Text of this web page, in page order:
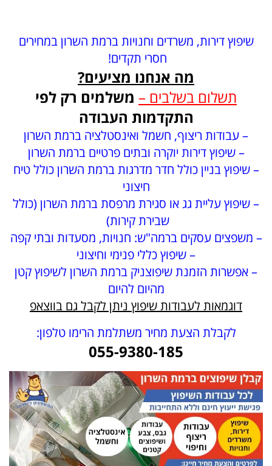
שיפוץ דירות, משרדים וחנויות ברמת השרון במחירים
חסרי תקדים!
מה אנחנו מציעים?
תשלום בשלבים – משלמים רק לפי
התקדמות העבודה
– עבודות ריצוף, חשמל ואינסטלציה ברמת השרון
– שיפוץ דירות יוקרה ובתים פרטיים ברמת השרון
– שיפוץ בניין כולל חדר מדרגות ברמת השרון כולל טיח
חיצוני
– שיפוץ עליית גג או סגירת מרפסת ברמת השרון (כולל
שבירת קירות)
– משפצים עסקים ברמה"ש: חנויות, מסעדות ובתי קפה
– שיפוץ כללי פנימי וחיצוני
– אפשרות הזמנת שיפוצניק ברמת השרון לשיפוץ קטן
מהיום להיום
דוגמאות לעבודות שיפוץ ניתן לקבל גם בווצאפ
לקבלת הצעת מחיר משתלמת הרימו טלפון:
055-9380-185